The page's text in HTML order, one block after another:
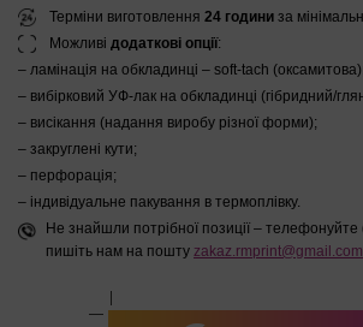
Терміни виготовлення 24 години за
Можливі додаткові опції:
– ламінація на обкладинці – soft-tach (оксамитова);
– вибірковий УФ-лак на обкладинці (гібридний/
– висікання (надання виробу різної форми);
– закруглені кути;
– перфорація;
– індивідуальне пакування в термоплівку.
Не знайшли потрібної позиції – телефонуйте
пишіть нам на пошту zakaz.rmprint@gmail.com